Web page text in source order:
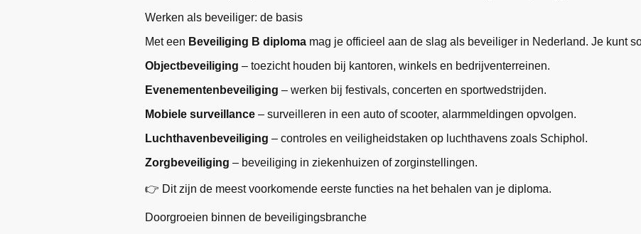
Werken als beveiliger: de basis
Met een Beveiliging B diploma mag je officieel aan de slag als beveiliger in Nederland. Je kunt
Objectbeveiliging – toezicht houden bij kantoren, winkels en bedrijventerreinen.
Evenementenbeveiliging – werken bij festivals, concerten en sportwedstrijden.
Mobiele surveillance – surveilleren in een auto of scooter, alarmmeldingen opvolgen.
Luchthavenbeveiliging – controles en veiligheidstaken op luchthavens zoals Schiphol.
Zorgbeveiliging – beveiliging in ziekenhuizen of zorginstellingen.
👉 Dit zijn de meest voorkomende eerste functies na het behalen van je diploma.
Doorgroeien binnen de beveiligingsbranche